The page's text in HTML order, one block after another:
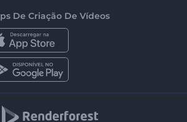
De Criação De Vídeos